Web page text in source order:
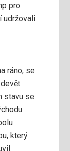
pro
udržovali
ráno, se
stavu se
který